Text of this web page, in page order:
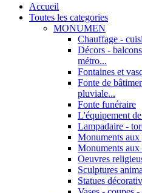
Accueil
Toutes les categories
MONUMEN
Chauffage -
Décors -
métro...
Fontaines et
Fonte de
pluviale...
Fonte funéraire
L'équipement
Lampadaire -
Monuments aux
Monuments aux
Oeuvres
Sculptures
Statues